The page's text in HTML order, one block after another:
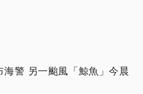
海警 另一颱風「鯨魚」今晨